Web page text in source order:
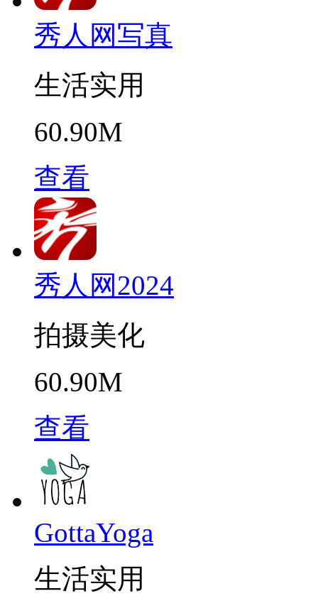
秀人网写真
生活实用
60.90M
查看
秀人网2024
拍摄美化
60.90M
查看
GottaYoga
生活实用